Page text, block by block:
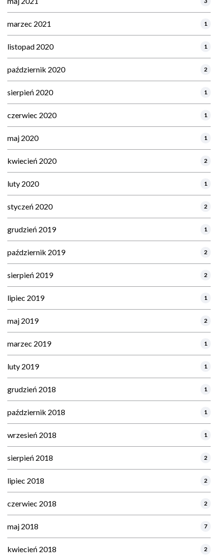
marzec 2021 1
listopad 2020 1
październik 2020 2
sierpień 2020 1
czerwiec 2020 1
maj 2020 1
kwiecień 2020 2
luty 2020 1
styczeń 2020 2
grudzień 2019 1
październik 2019 2
sierpień 2019 2
lipiec 2019 1
maj 2019 2
marzec 2019 1
luty 2019 1
grudzień 2018 1
październik 2018 1
wrzesień 2018 1
sierpień 2018 2
lipiec 2018 2
czerwiec 2018 2
maj 2018 7
kwiecień 2018 2